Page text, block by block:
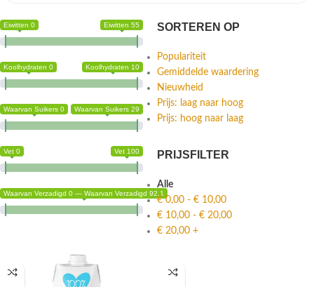
Eiwitten 0 Eiwitten 55
Koolhydraten 0 Koolhydraten 10
Waarvan Suikers 0 Waarvan Suikers 29
Vet 0 Vet 100
Waarvan Verzadigd 0 — Waarvan Verzadigd 92.1
SORTEREN OP
Populariteit
Gemiddelde waardering
Nieuwheid
Prijs: laag naar hoog
Prijs: hoog naar laag
PRIJSFILTER
Alle
€0,00 - € 10,00
€ 10,00 - € 20,00
€ 20,00 +